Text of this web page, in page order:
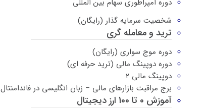
دوره امپراطوری سهام بین المللی
شخصیت سرمایه گذار (رایگان)
ترید و معامله گری
دوره موج سواری (رایگان)
دوره دوپینگ مالی (ترید حرفه ای)
دوپینگ مالی ۲
برج مراقبت بازارهای مالی – زبان انگلیسی در فاندامنتال
آموزش 0 تا 100 ارز دیجیتال